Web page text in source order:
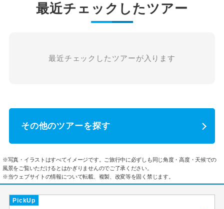
最近チェックしたツアー
最近チェックしたツアーが入ります
その他のツアーを探す
※写真・イラストはすべてイメージです。ご旅行中に必ずしも同じ角度・高度・天候での
風景をご覧いただけるとはかぎりませんのでご了承ください。
※当ウェブサイトの情報について転載、複製、改変等を固く禁じます。
PickUp